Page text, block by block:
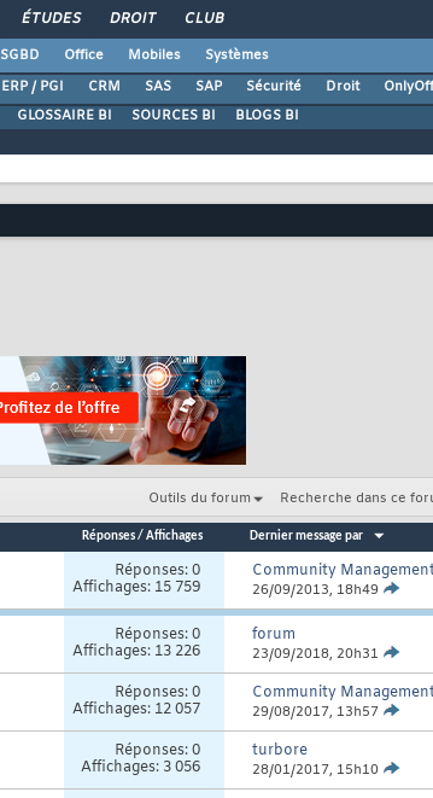
ÉTUDES DROIT CLUB
SGBD Office Mobiles
Systèmes
ERP / PGI CRM SAS SAP Sécurité Droit
GLOSSAIRE BI SOURCES BI BLOGS BI
Outils du forum Recherche dans ce
Réponses/ Affichages Dernier message par
Réponses:0
Affichages: 15 759
Community
26/09/2013, 18h49
Réponses:0
Affichages: 13 226
forum
23/09/2018, 20h31
Réponses:0
Affichages: 12 057
Community
29/08/2017, 13h57
Réponses:0
Affichages: 3 056
turbore
28/01/2017, 15h10